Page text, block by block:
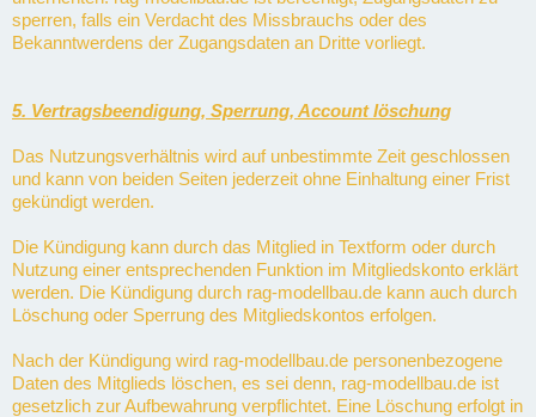
sperren, falls ein Verdacht des Missbrauchs oder des
Bekanntwerdens der Zugangsdaten an Dritte vorliegt.
5. Vertragsbeendigung, Sperrung, Account löschung
Das Nutzungsverhältnis wird auf unbestimmte Zeit geschlossen
und kann von beiden Seiten jederzeit ohne Einhaltung einer Frist
gekündigt werden.
Die Kündigung kann durch das Mitglied in Textform oder durch
Nutzung einer entsprechenden Funktion im Mitgliedskonto erklärt
werden. Die Kündigung durch rag-modellbau.de kann auch durch
Löschung oder Sperrung des Mitgliedskontos erfolgen.
Nach der Kündigung wird rag-modellbau.de personenbezogene
Daten des Mitglieds löschen, es sei denn, rag-modellbau.de ist
gesetzlich zur Aufbewahrung verpflichtet. Eine Löschung erfolgt in